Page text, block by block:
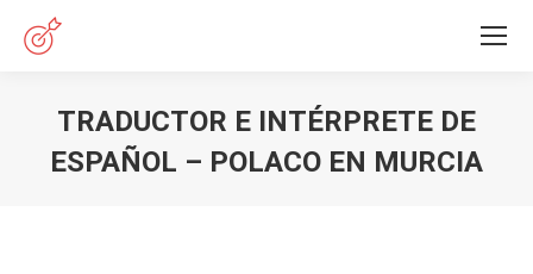
TRADUCTOR E INTÉRPRETE DE
ESPAÑOL – POLACO EN MURCIA